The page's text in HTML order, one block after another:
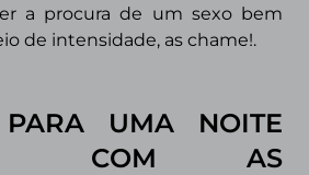
a procura de um sexo bem
de intensidade, as chame!.
PARA UMA NOITE
COM AS